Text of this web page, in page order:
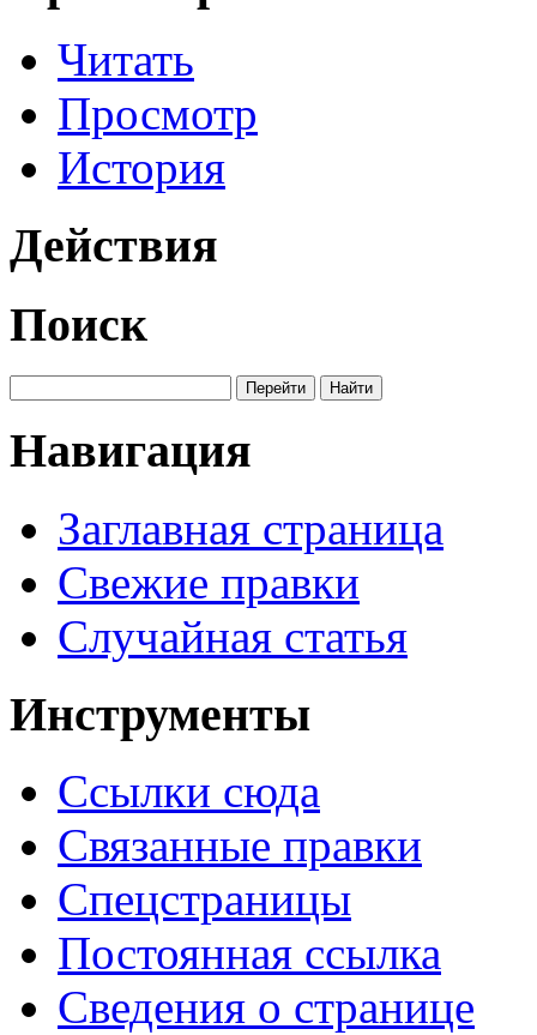
Читать
Просмотр
История
Действия
Поиск
Навигация
Заглавная страница
Свежие правки
Случайная статья
Инструменты
Ссылки сюда
Связанные правки
Спецстраницы
Постоянная ссылка
Сведения о странице